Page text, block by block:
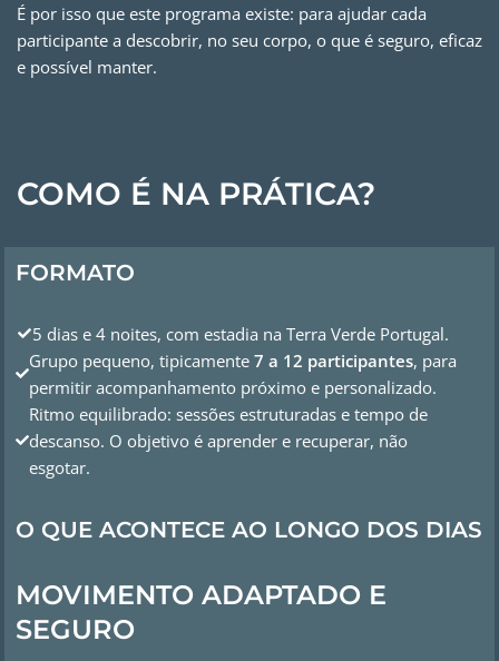
É por isso que este programa existe: para ajudar cada
participante a descobrir, no seu corpo, o que é seguro, eficaz
e possível manter.
COMO É NA PRÁTICA?
FORMATO
5 dias e 4 noites, com estadia na Terra Verde Portugal.
Grupo pequeno, tipicamente7 a 12 participantes, para
permitir acompanhamento próximo e personalizado.
Ritmo equilibrado: sessões estruturadas e tempo de
descanso. O objetivo é aprender e recuperar, não
esgotar.
O QUE ACONTECE AO LONGO DOS DIAS
MOVIMENTO ADAPTADO E
SEGURO